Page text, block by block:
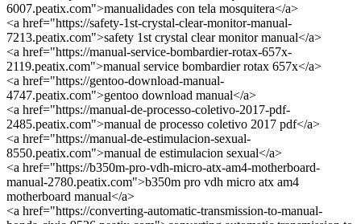
6007.peatix.com">manualidades con tela mosquitera</a>
<a href="https://safety-1st-crystal-clear-monitor-manual-
7213.peatix.com">safety 1st crystal clear monitor manual</a>
<a href="https://manual-service-bombardier-rotax-657x-
2119.peatix.com">manual service bombardier rotax 657x</a>
<a href="https://gentoo-download-manual-
4747.peatix.com">gentoo download manual</a>
<a href="https://manual-de-processo-coletivo-2017-pdf-
2485.peatix.com">manual de processo coletivo 2017 pdf</a>
<a href="https://manual-de-estimulacion-sexual-
8550.peatix.com">manual de estimulacion sexual</a>
<a href="https://b350m-pro-vdh-micro-atx-am4-motherboard-
manual-2780.peatix.com">b350m pro vdh micro atx am4
motherboard manual</a>
<a href="https://converting-automatic-transmission-to-manual-